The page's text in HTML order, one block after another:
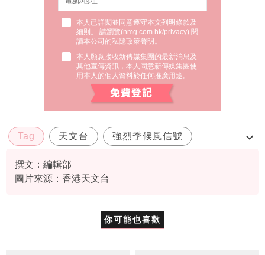
本人已詳閱並同意遵守本文列明條款及
細則。 請瀏覽(nmg.com.hk/privacy) 閱
讀本公司的私隱政策聲明。
本人願意接收新傳媒集團的最新消息及
其他宣傳資訊，本人同意新傳媒集團使
用本人的個人資料於任何推廣用途。
Tag 天文台 強烈季候風信號
特別天氣提示
撰文：編輯部
圖片來源：香港天文台
你可能也喜歡